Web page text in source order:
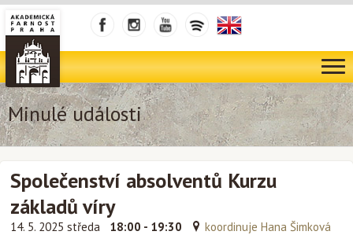
Minulé události
Společenství absolventů Kurzu
základů víry
14. 5. 2025 středa 18:00 - 19:30 koordinuje Hana Šimková